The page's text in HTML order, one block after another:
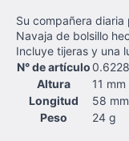
Su compañera diaria
Navaja de bolsillo
Incluye tijeras y una
N° de artículo
Altura
11 mm
Longitud
58 mm
Peso
24 g